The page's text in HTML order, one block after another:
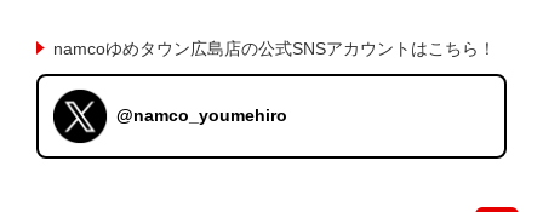
namcoゆめタウン広島店の公式SNSアカウントはこちら！
@namco_youmehiro